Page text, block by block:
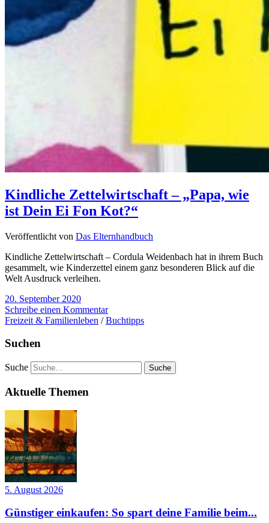
Kindliche Zettelwirtschaft – „Papa, wie
ist Dein Ei Fon Kot?“
Veröffentlicht von Das Elternhandbuch
Kindliche Zettelwirtschaft – Cordula Weidenbach hat in ihrem Buch
gesammelt, wie Kinderzettel einem ganz besonderen Blick auf die
Welt Ausdruck verleihen.
20. September 2020
Schreibe einen Kommentar
Freizeit & Familienleben /Buchtipps
Suchen
Suche
Aktuelle Themen
5. August 2026
Günstiger einkaufen: So spart deine Familie beim...